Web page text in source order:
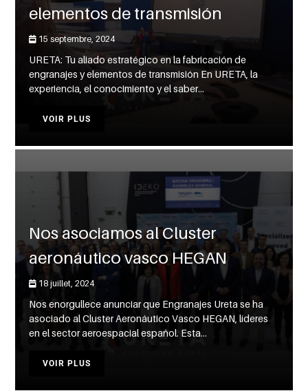
elementos de transmisión
15 septembre, 2024
URETA: Tu aliado estratégico en la fabricación de
engranajes y elementos de transmisión En URETA, la
experiencia, el conocimiento y el saber...
VOIR PLUS
Nos asociamos al Cluster
aeronáutico vasco HEGAN
18 juillet, 2024
Nos enorgullece anunciar que Engranajes Ureta se ha
asociado al Cluster Aeronáutico Vasco HEGAN, líderes
en el sector aeroespacial español. Esta...
VOIR PLUS